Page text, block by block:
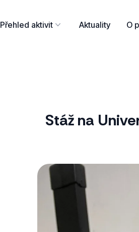
Přehled aktivit Aktuality O
Stáž na